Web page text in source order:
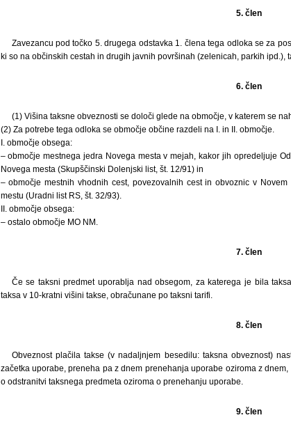
5. člen
Zavezancu pod točko 5. drugega odstavka 1. člena tega odloka se za
ki so na občinskih cestah in drugih javnih površinah (zelenicah, parkih ipd.),
6. člen
(1) Višina taksne obveznosti se določi glede na območje, v katerem se
(2) Za potrebe tega odloka se območje občine razdeli na I. in II. območje.
I. območje obsega:
– območje mestnega jedra Novega mesta v mejah, kakor jih opredeljuje
Novega mesta (Skupščinski Dolenjski list, št. 12/91) in
– območje mestnih vhodnih cest, povezovalnih cest in obvoznic v
mestu (Uradni list RS, št. 32/93).
II. območje obsega:
– ostalo območje MO NM.
7. člen
Če se taksni predmet uporablja nad obsegom, za katerega je bila
taksa v 10-kratni višini takse, obračunane po taksni tarifi.
8. člen
Obveznost plačila takse (v nadaljnjem besedilu: taksna obveznost)
začetka uporabe, preneha pa z dnem prenehanja uporabe oziroma z
o odstranitvi taksnega predmeta oziroma o prenehanju uporabe.
9. člen